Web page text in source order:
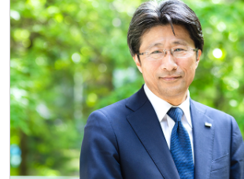
サステナビリティ
採用情報
ニュースリリース